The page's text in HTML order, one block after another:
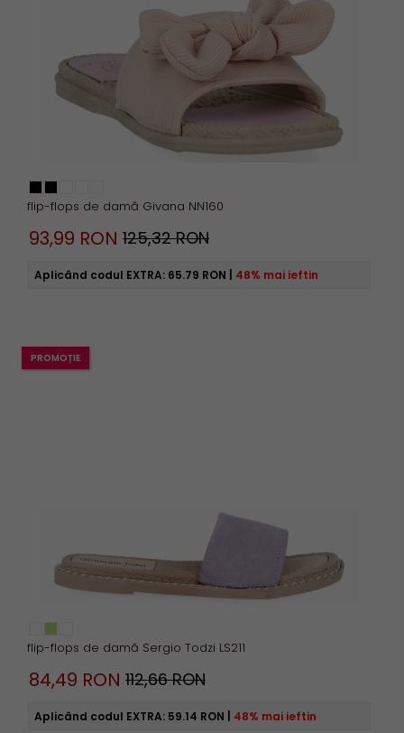
flip-flops de damă Givana NN160
93,99 RON 125,32 RON
Aplicând codul EXTRA: 65.79 RON 48% mai ieftin
flip-flops de damă Sergio Todzi LS211
PROMOȚIE
84,49 RON 112,66 RON
Aplicând codul EXTRA: 59.14 RON 48% mai ieftin